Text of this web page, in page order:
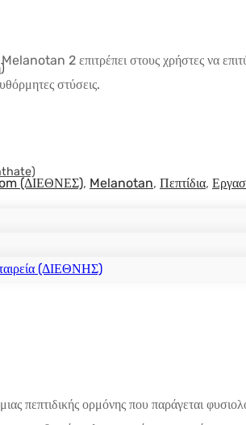
Melanotan 2 επιτρέπει στους χρήστες να
στύσεις.
(ΔΙΕΘΝΕΣ), Melanotan, Πεπτίδια,
(ΔΙΕΘΝΗΣ)
πεπτιδικής ορμόνης που παράγεται